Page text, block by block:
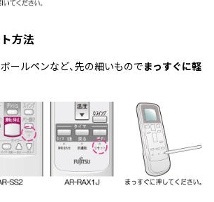
方法
ボールペンなど、先の細いものでまっすぐに軽